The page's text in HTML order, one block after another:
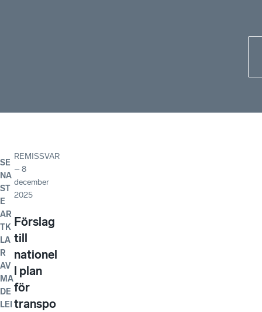
SE
NA
ST
E
AR
TK
LA
R
AV
MA
DE
LEI
REMISSVAR
–8
december
2025
Förslag
till
nationel
l plan
för
transpo